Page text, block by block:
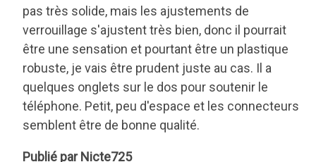
verrouillage s'ajustent très bien, donc il pourrait
être une sensation et pourtant être un plastique
robuste, je vais être prudent juste au cas. Il a
quelques onglets sur le dos pour soutenir le
téléphone. Petit, peu d'espace et les connecteurs
semblent être de bonne qualité.